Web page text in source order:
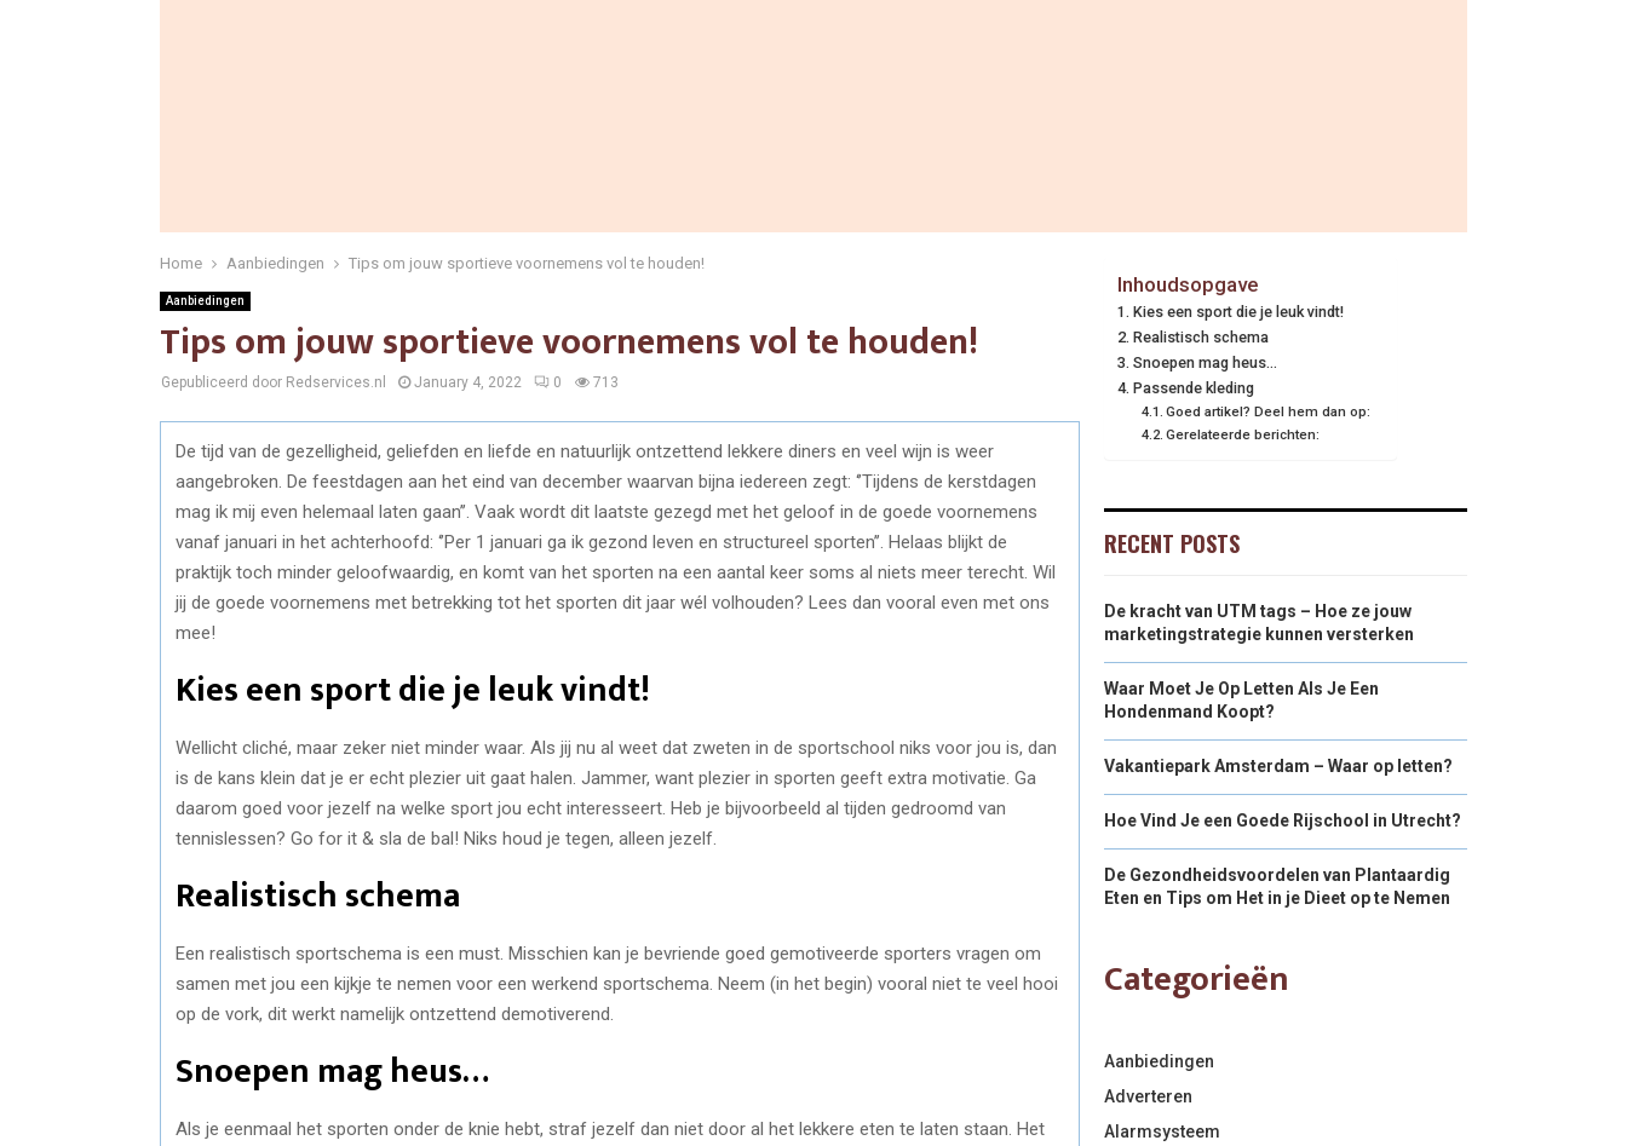
Home Aanbiedingen Tips om jouw sportieve voornemens vol te houden!
Aanbiedingen
Tips om jouw sportieve voornemens vol te houden!
Gepubliceerd door Redservices.nl January 4, 2022 0 713
De tijd van de gezelligheid, geliefden en liefde en natuurlijk ontzettend lekkere diners en veel wijn is weer
aangebroken. De feestdagen aan het eind van december waarvan bijna iedereen zegt: ‘’Tijdens de kerstdagen
mag ik mij even helemaal laten gaan’’. Vaak wordt dit laatste gezegd met het geloof in de goede voornemens
vanaf januari in het achterhoofd: ‘’Per 1 januari ga ik gezond leven en structureel sporten’’. Helaas blijkt de
praktijk toch minder geloofwaardig, en komt van het sporten na een aantal keer soms al niets meer terecht. Wil
jij de goede voornemens met betrekking tot het sporten dit jaar wél volhouden? Lees dan vooral even met ons
mee!
Kies een sport die je leuk vindt!
Wellicht cliché, maar zeker niet minder waar. Als jij nu al weet dat zweten in de sportschool niks voor jou is, dan
is de kans klein dat je er echt plezier uit gaat halen. Jammer, want plezier in sporten geeft extra motivatie. Ga
daarom goed voor jezelf na welke sport jou echt interesseert. Heb je bijvoorbeeld al tijden gedroomd van
tennislessen? Go for it & sla de bal! Niks houd je tegen, alleen jezelf.
Realistisch schema
Een realistisch sportschema is een must. Misschien kan je bevriende goed gemotiveerde sporters vragen om
samen met jou een kijkje te nemen voor een werkend sportschema. Neem (in het begin) vooral niet te veel hooi
op de vork, dit werkt namelijk ontzettend demotiverend.
Snoepen mag heus…
Als je eenmaal het sporten onder de knie hebt, straf jezelf dan niet door al het lekkere eten te laten staan. Het
Inhoudsopgave
Kies een sport die je leuk vindt!
Realistisch schema
Snoepen mag heus…
Passende kleding
Goed artikel? Deel hem dan op:
Gerelateerde berichten:
RECENT POSTS
De kracht van UTM tags – Hoe ze jouw
marketingstrategie kunnen versterken
Waar Moet Je Op Letten Als Je Een
Hondenmand Koopt?
Vakantiepark Amsterdam – Waar op letten?
Hoe Vind Je een Goede Rijschool in Utrecht?
De Gezondheidsvoordelen van Plantaardig
Eten en Tips om Het in je Dieet op te Nemen
Categorieën
Aanbiedingen
Adverteren
Alarmsysteem